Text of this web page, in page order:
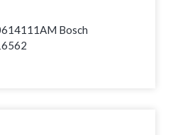
Bosch